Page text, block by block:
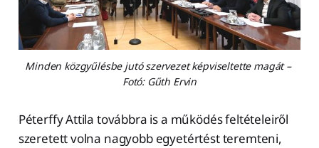
Minden közgyűlésbe jutó szervezet képviseltette magát –
Fotó: Gűth Ervin
Péterffy Attila továbbra is a működés feltételeiről
szeretett volna nagyobb egyetértést teremteni,